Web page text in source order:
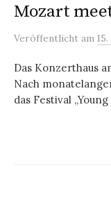
Mozart
Veröffentlicht am
Das Konzerthaus
Nach
das Festival